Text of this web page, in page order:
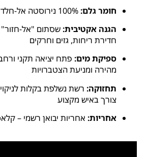
חומר גלם:
הגנה אקטיבית:שסתום "אל-
חדירת ריחות, גזים וחרקים
ספיקת מים:
מהירה ומניעת הצטברויות
תחזוקה: רשת נשלפת בקלות
צורך באיש מקצוע
אחריות: אחריות יבואן רשמי –